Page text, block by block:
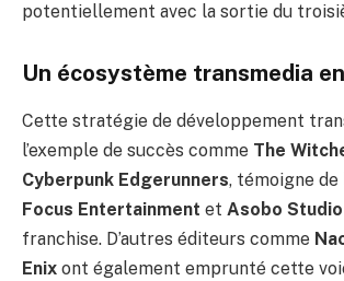
potentiellement avec la sortie du
Un écosystème transmedia
Cette stratégie de développement
l’exemple de succès comme The
Cyberpunk Edgerunners, témoigne de
Focus Entertainment et Asobo Studio
franchise. D’autres éditeurs comme
Enix ont également emprunté cette